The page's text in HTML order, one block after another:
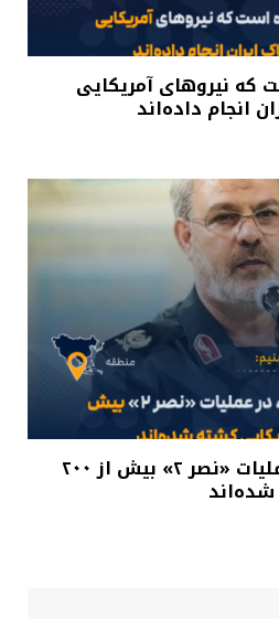
که نیروهای آمریکایی
انجام داده‌اند
ایران گفته است، در عملیات «نصر ۲» بیش از ۲۰۰